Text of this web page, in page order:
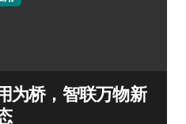
为桥，智联万物新